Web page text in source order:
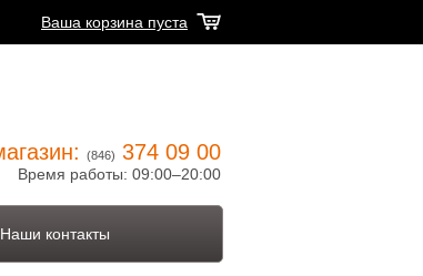
Ваша корзина пуста
(846) 374 09 00
Время работы: 09:00–20:00
Наши контакты